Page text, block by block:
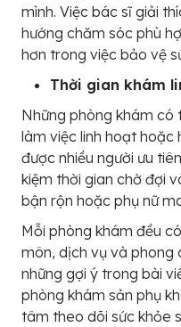
mình. Việc bác sĩ giải
hướng chăm sóc phù
hơn trong việc bảo vệ
Thời gian khám
Những phòng khám có
làm việc linh hoạt
được nhiều người ưu
kiệm thời gian chờ đợi
bận rộn hoặc phụ nữ
Mỗi phòng khám đều
môn, dịch vụ và phong
những gợi ý trong bài
phòng khám sản phụ
tâm theo dõi sức khỏe